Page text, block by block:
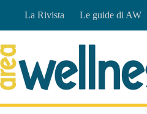
La Rivista Le guide di AW